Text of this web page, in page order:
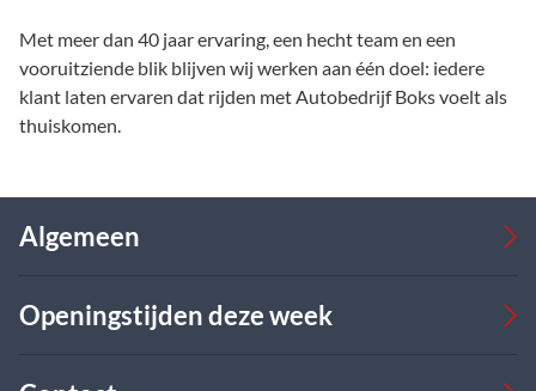
Met meer dan 40 jaar ervaring, een hecht team en een
vooruitziende blik blijven wij werken aan één doel: iedere
klant laten ervaren dat rijden met Autobedrijf Boks voelt als
thuiskomen.
Algemeen
Bedrijfswagens
Openingstijden deze week